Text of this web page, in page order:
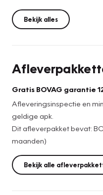
Bekijk alles
Gratis BOVAG garantie
Afleveringsinspectie en
geldige apk.
Dit afleverpakket bevat:
maanden)
Bekijk alle